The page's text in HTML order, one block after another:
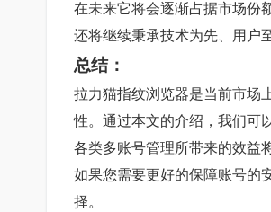
在未来它将会逐渐占据市场份
还将继续秉承技术为先、用户
总结：
拉力猫指纹浏览器是当前市场
性。通过本文的介绍，我们可
各类多账号管理所带来的效益
如果您需要更好的保障账号的
择。